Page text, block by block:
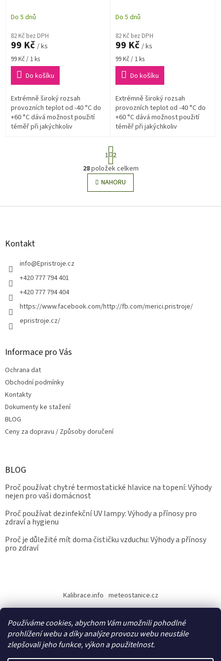
Používáme cookies, abychom Vám umožnili pohodlné
prohlížení webu a díky analýze provozu webu neustále
zlepšovali jeho funkce, výkon a použitelnost.
Do 5 dnů
82 Kč bez DPH
99 Kč / ks
Měrná
cena:
99 Kč / 1 ks
Do košíku
Extrémně široký rozsah
provozních teplot od -40 °C do
+60 °C dává možnost použití
téměř při jakýchkoliv
Do 5 dnů
82 Kč bez DPH
99 Kč / ks
Měrná
cena:
99 Kč / 1 ks
Do košíku
Extrémně široký rozsah
provozních teplot od -40 °C do
+60 °C dává možnost použití
téměř při jakýchkoliv
fotografická a další...
O
v
l
d
ý
p
S
t
r
á
n
k
v
1 2
28položek celkem
NAHORU
Z
Kontakt
info@Epristroje.cz
+420 777 794 401
+420 777 794 404
https://www.facebook.com/http://fb.com/merici.pristroje/
epristroje.cz/
Informace pro Vás
Ochrana dat
Obchodní podmínky
Kontakty
Dokumenty ke stažení
BLOG
Ceny za dopravu / Způsoby doručení
BLOG
Proč používat chytré termostatické hlavice na topení: Výhody
nejen pro vaši domácnost
Proč používat dezinfekční UV lampy: Výhody a přínosy pro
zdraví a hygienu
Proč je důležité mít doma čističku vzduchu: Výhody a přínosy
pro zdraví
Kalibrace.info meteostanice.cz
Vytvořil Shoptet